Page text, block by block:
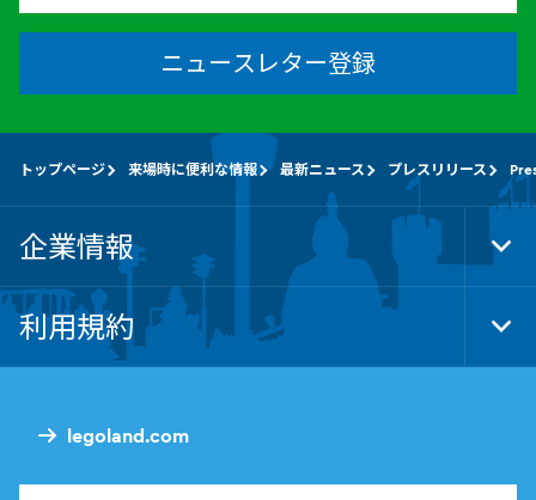
ニュースレター登録
legoland.com
トップページ 来場時に便利な情報 最新ニュース プレスリリース
企業情報
利用規約